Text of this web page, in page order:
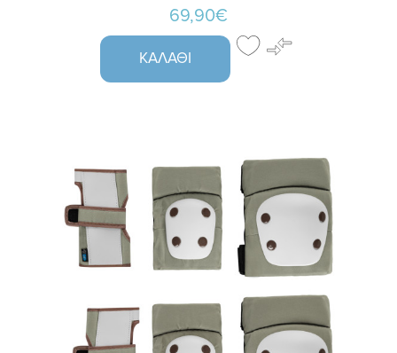
69,90€
ΚΑΛΆΘΙ